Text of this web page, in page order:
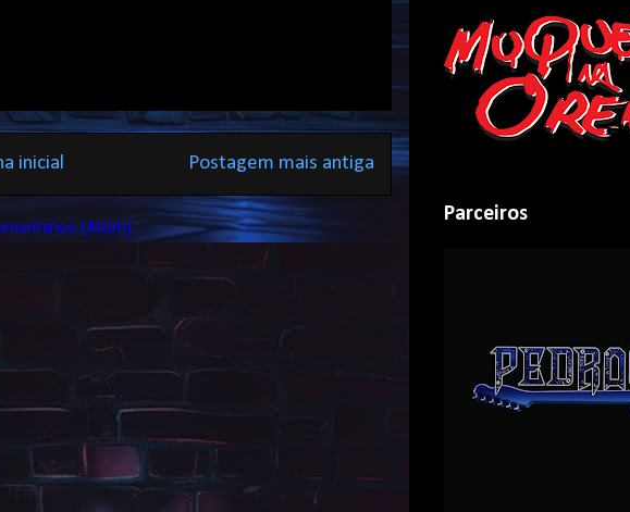
Postagem mais antiga
inicial
(Atom)
Parceiros